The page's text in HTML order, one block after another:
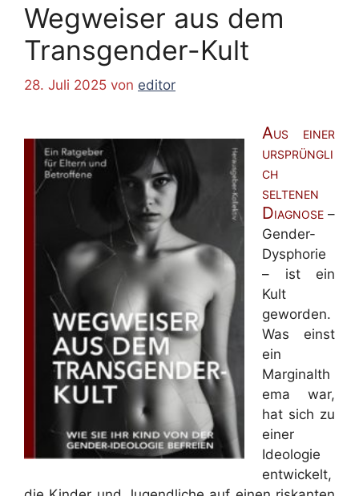
Wegweiser aus dem
Transgender-Kult
28. Juli 2025 von editor
Aus einer
ursprüngli
ch
seltenen
Diagnose –
Gender-
Dysphorie
– ist ein
Kult
geworden.
Was einst
ein
Marginalth
ema war,
hat sich zu
einer
Ideologie
entwickelt,